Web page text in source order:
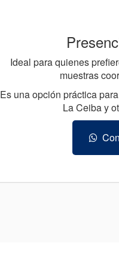
Ideal para quienes
muestras
Es una opción práctica
La Ceiba y